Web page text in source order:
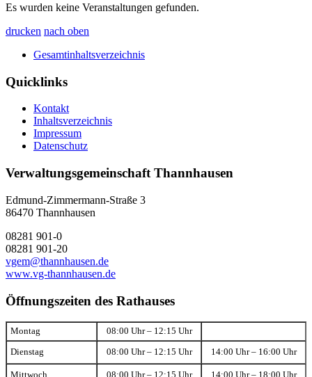
Es wurden keine Veranstaltungen gefunden.
drucken nach oben
Gesamtinhaltsverzeichnis
Quicklinks
Kontakt
Inhaltsverzeichnis
Impressum
Datenschutz
Verwaltungsgemeinschaft Thannhausen
Edmund-Zimmermann-Straße 3
86470 Thannhausen
08281 901-0
08281 901-20
vgem@thannhausen.de
www.vg-thannhausen.de
Öffnungszeiten des Rathauses
Montag 08:00 Uhr – 12:15 Uhr
Dienstag 08:00 Uhr – 12:15 Uhr 14:00 Uhr – 16:00 Uhr